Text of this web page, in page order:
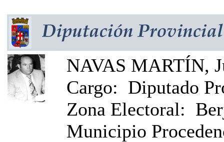
NAVAS MARTÍN,
Cargo: Diputado
Zona Electoral:
Municipio